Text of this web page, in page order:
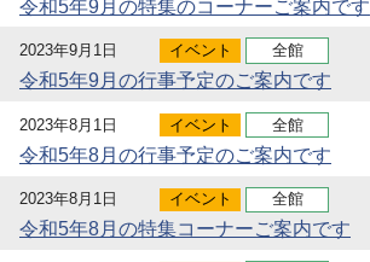
令和5年9月の特集のコーナーご案内です
2023年9月1日 イベント 全館
令和5年9月の行事予定のご案内です
2023年8月1日 イベント 全館
令和5年8月の行事予定のご案内です
2023年8月1日 イベント 全館
令和5年8月の特集コーナーご案内です